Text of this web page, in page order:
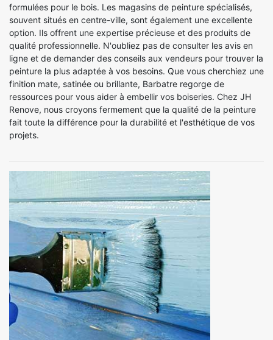
formulées pour le bois. Les magasins de peinture spécialisés,
souvent situés en centre-ville, sont également une excellente
option. Ils offrent une expertise précieuse et des produits de
qualité professionnelle. N'oubliez pas de consulter les avis en
ligne et de demander des conseils aux vendeurs pour trouver la
peinture la plus adaptée à vos besoins. Que vous cherchiez une
finition mate, satinée ou brillante, Barbatre regorge de
ressources pour vous aider à embellir vos boiseries. Chez JH
Renove, nous croyons fermement que la qualité de la peinture
fait toute la différence pour la durabilité et l'esthétique de vos
projets.